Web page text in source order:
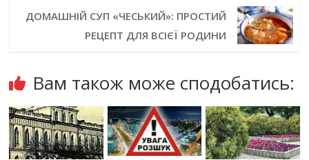
ДОМАШНІЙ СУП «ЧЕСЬКИЙ»: ПРОСТИЙ
РЕЦЕПТ ДЛЯ ВСІЄЇ РОДИНИ
Вам також може сподобатись: